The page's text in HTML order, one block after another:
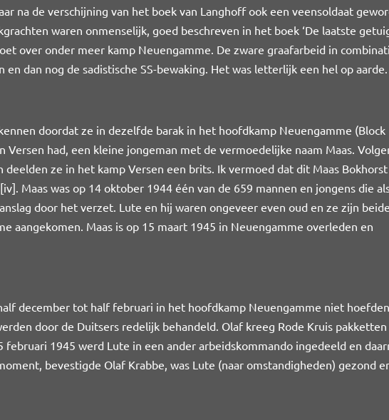
na de verschijning van het boek van Langhoff ook een veensoldaat
waren onmenselijk, goed beschreven in het boek ‘De laatste
over onder meer kamp Neuengamme. De zware graafarbeid in
dan nog de sadistische SS-bewaking. Het was letterlijk een hel op aarde.
doordat ze in dezelfde barak in het hoofdkamp Neuengamme (Block
had, een kleine jongeman met de vermoedelijke naam Maas.
ze in het kamp Versen een brits. Ik vermoed dat dit Maas Bokhorst
[iv] . Maas was op 14 oktober 1944 één van de 659 mannen en jongens die
door het verzet. Lute en hij waren ongeveer even oud en ze zijn
aangekomen. Maas is op 15 maart 1945 in Neuengamme overleden en
december tot half februari in het hoofdkamp Neuengamme niet
door de Duitsers redelijk behandeld. Olaf kreeg Rode Kruis pakketten
1945 werd Lute in een ander arbeidskommando ingedeeld en
bevestigde Olaf Krabbe, was Lute (naar omstandigheden) gezond